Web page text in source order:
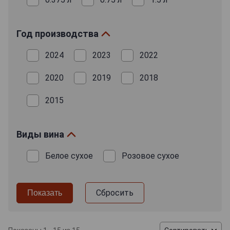
грейпфрут, которые придают вину живость и
грушеобразные оттенки, а в послевкусии — легкие
вин. Вкус Верментино хорошо сбалансирован: он
кислотностью, которая придает ему легкость и
Интересные факты о Верментино во
Франции
(Rolle) в Провансе, где этот сорт винограда
особенно популярен. Именно в этом регионе
Год производства
2024 2023 2022
2020 2019 2018
2015
Виды вина
Белое сухое Розовое сухое
Сбросить